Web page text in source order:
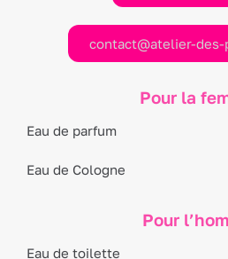
contact@atelier-des-
Pour la
Eau de parfum
Eau de Cologne
Pour
Eau de toilette